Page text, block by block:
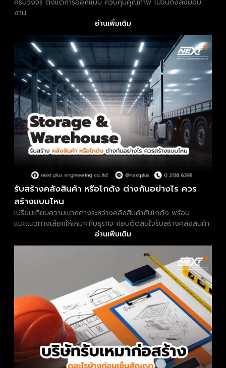
ครบวงจร ตั้งแต่การออกแบบ ควบคุมคุณภาพ ไปจนถึงส่งมอบ
งาน
อ่านเพิ่มเติม
รับสร้างคลังสินค้า หรือโกดัง ต่างกันอย่างไร ควร
สร้างแบบไหน
เปรียบเทียบความแตกต่างระหว่างคลังสินค้ากับโกดัง พร้อม
แนะแนวทางเลือกให้เหมาะกับธุรกิจ ก่อนตัดสินใจรับสร้างคลังสินค้า
อ่านเพิ่มเติม